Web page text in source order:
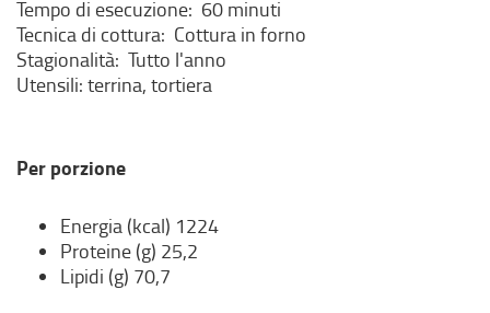
Tempo di esecuzione: 60 minuti
Tecnica di cottura: Cottura in forno
Stagionalità: Tutto l'anno
Utensili: terrina, tortiera
Per porzione
Energia (kcal) 1224
Proteine (g) 25,2
Lipidi (g) 70,7